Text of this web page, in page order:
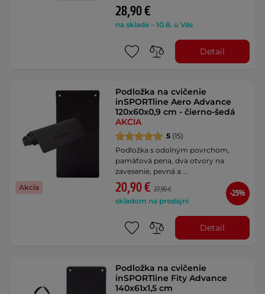
28,90 €
na sklade – 10.8. u Vás
Detail
Akcia
Podložka na cvičenie
inSPORTline Aero Advance
120x60x0,9 cm - čierno-šedá
AKCIA
5 (15)
Podložka s odolným povrchom,
pamäťová pena, dva otvory na
zavesenie, pevná a …
20,90 € 27,90 €
skladom na predajni
-25%
Detail
Podložka na cvičenie
inSPORTline Fity Advance
140x61x1,5 cm